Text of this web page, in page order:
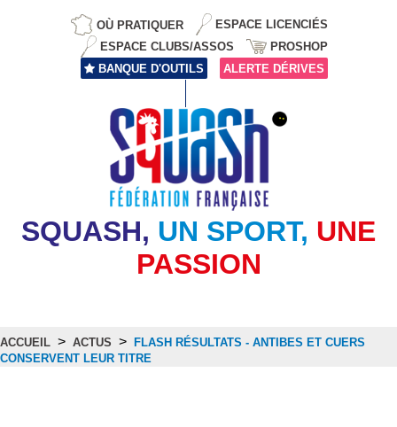
OÙ PRATIQUER
ESPACE LICENCIÉS
ESPACE CLUBS/ASSOS
PROSHOP
BANQUE D'OUTILS
ALERTE DÉRIVES
SQUASH, UN SPORT, UNE
PASSION
ACCUEIL > ACTUS > FLASH RÉSULTATS - ANTIBES ET CUERS
CONSERVENT LEUR TITRE